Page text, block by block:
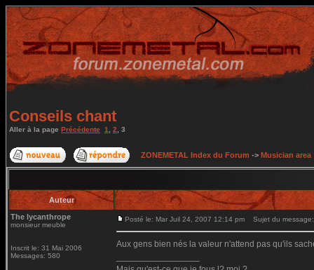
Conseils chant
Aller à la page Précédente 1 2 3
ZONEMETAL Index du Forum -> Musician area
Auteur
The lycanthrope
monsieur meuble
Inscrit le: 31 Mai 2006
Messages: 580
Posté le: Mar Juil 24, 2007 12:14 pm Sujet du message:
Aux gens bien nés la valeur n'attend pas qu'ils